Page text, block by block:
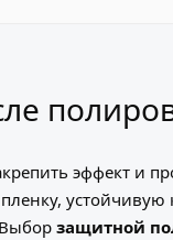
эффект и
устойчивую
защитной